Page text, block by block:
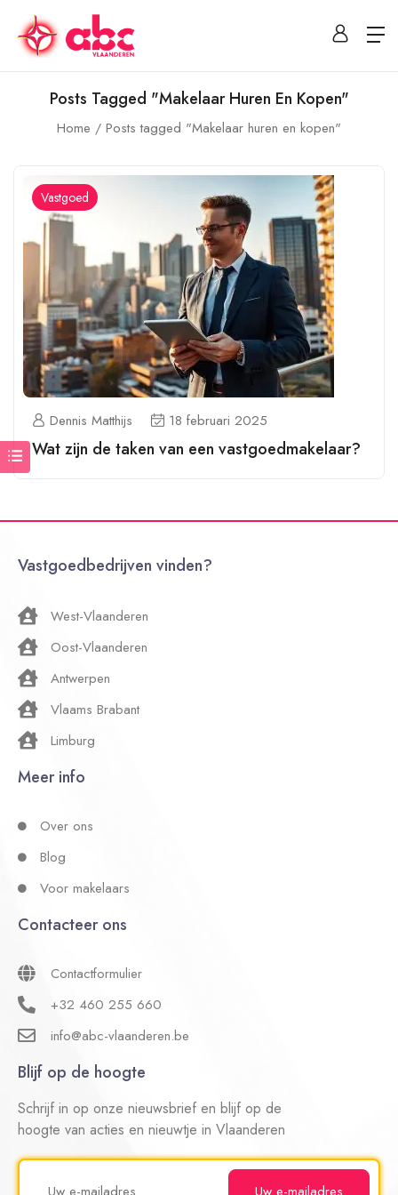
Posts Tagged "Makelaar Huren En Kopen"
Home Posts tagged "Makelaar huren en kopen"
Vastgoed
Dennis Matthijs 18 februari 2025
Wat zijn de taken van een vastgoedmakelaar?
Vastgoedbedrijven vinden?
West-Vlaanderen
Oost-Vlaanderen
Antwerpen
Vlaams Brabant
Limburg
Meer info
Over ons
Blog
Voor makelaars
Contacteer ons
Contactformulier
+32 460 255 660
info@abc-vlaanderen.be
Blijf op de hoogte
Schrijf in op onze nieuwsbrief en blijf op de
hoogte van acties en nieuwtje in Vlaanderen